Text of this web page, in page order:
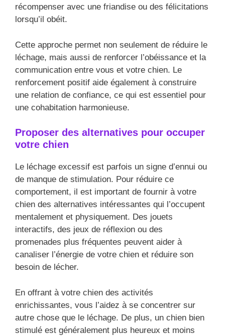
récompenser avec une friandise ou des félicitations
lorsqu’il obéit.
Cette approche permet non seulement de réduire le
léchage, mais aussi de renforcer l’obéissance et la
communication entre vous et votre chien. Le
renforcement positif aide également à construire
une relation de confiance, ce qui est essentiel pour
une cohabitation harmonieuse.
Proposer des alternatives pour occuper
votre chien
Le léchage excessif est parfois un signe d’ennui ou
de manque de stimulation. Pour réduire ce
comportement, il est important de fournir à votre
chien des alternatives intéressantes qui l’occupent
mentalement et physiquement. Des jouets
interactifs, des jeux de réflexion ou des
promenades plus fréquentes peuvent aider à
canaliser l’énergie de votre chien et réduire son
besoin de lécher.
En offrant à votre chien des activités
enrichissantes, vous l’aidez à se concentrer sur
autre chose que le léchage. De plus, un chien bien
stimulé est généralement plus heureux et moins